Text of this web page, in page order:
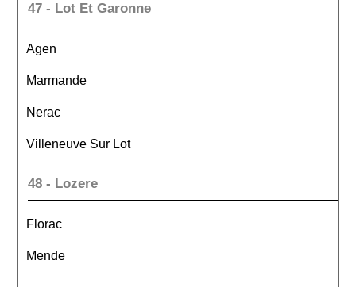
47 - Lot Et Garonne
Agen
Marmande
Nerac
Villeneuve Sur Lot
48 - Lozere
Florac
Mende